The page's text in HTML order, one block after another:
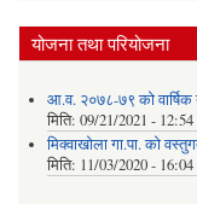
योजना तथा परियोजना
आ.व. २०७८-७९ को वार्षिक
मिति: 09/21/2021 - 12:54
मिक्वाखोला गा.पा. को
मिति: 11/03/2020 - 16:04